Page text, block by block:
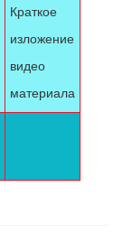
Краткое
изложение
видео
материала